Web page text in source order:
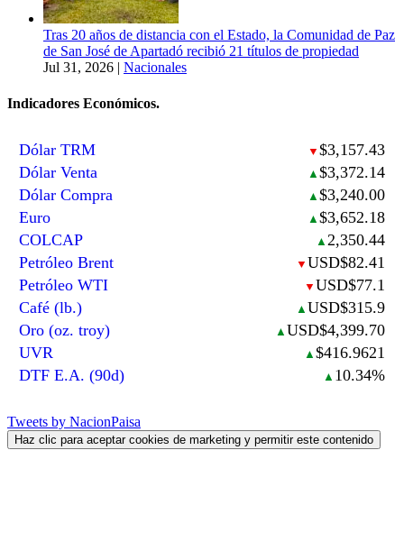
Tras 20 años de distancia con el Estado, la Comunidad de Paz
de San José de Apartadó recibió 21 títulos de propiedad
Jul 31, 2026 | Nacionales
Indicadores Económicos.
Dólar TRM ▼ $3,157.43
Dólar Venta
▲ $3,372.14
Dólar Compra
▲ $3,240.00
Euro
▲ $3,652.18
COLCAP
▲ 2,350.44
Petróleo Brent
▼ USD$82.41
Petróleo WTI
▼ USD$77.1
Café (lb.)
▲ USD$315.9
Oro (oz. troy)
▲ USD$4,399.70
UVR
▲ $416.9621
DTF E.A. (90d)
▲ 10.34%
Tweets by NacionPaisa
Haz clic para aceptar cookies de marketing y permitir este contenido